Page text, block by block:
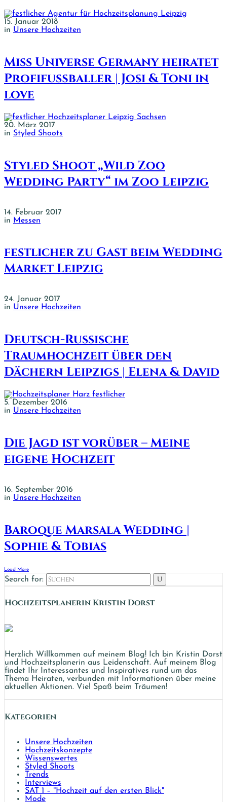
15. Januar 2018
in Unsere Hochzeiten
Miss Universe Germany heiratet
Profifußballer | Josi & Toni in
love
20. März 2017
in Styled Shoots
Styled Shoot „Wild Zoo
Wedding Party“ im Zoo Leipzig
14. Februar 2017
in Messen
festlicher zu Gast beim Wedding
Market Leipzig
24. Januar 2017
in Unsere Hochzeiten
Deutsch-Russische
Traumhochzeit über den
Dächern Leipzigs | Elena & David
5. Dezember 2016
in Unsere Hochzeiten
Die Jagd ist vorüber – Meine
eigene Hochzeit
16. September 2016
in Unsere Hochzeiten
Baroque Marsala Wedding |
Sophie & Tobias
Load More
Search for:
Hochzeits­planerin Kristin Dorst
Herzlich Willkommen auf meinem Blog! Ich bin Kristin Dorst
und Hochzeitsplanerin aus Leidenschaft. Auf meinem Blog
findet Ihr Interessantes und Inspiratives rund um das
Thema Heiraten, verbunden mit Informationen über meine
aktuellen Aktionen. Viel Spaß beim Träumen!
Kategorien
Unsere Hochzeiten
Hochzeitskonzepte
Wissenswertes
Styled Shoots
Trends
Interviews
SAT 1 – "Hochzeit auf den ersten Blick"
Mode